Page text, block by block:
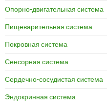
Опорно-двигательная система
Пищеварительная система
Покровная система
Сенсорная система
Сердечно-сосудистая система
Эндокринная система